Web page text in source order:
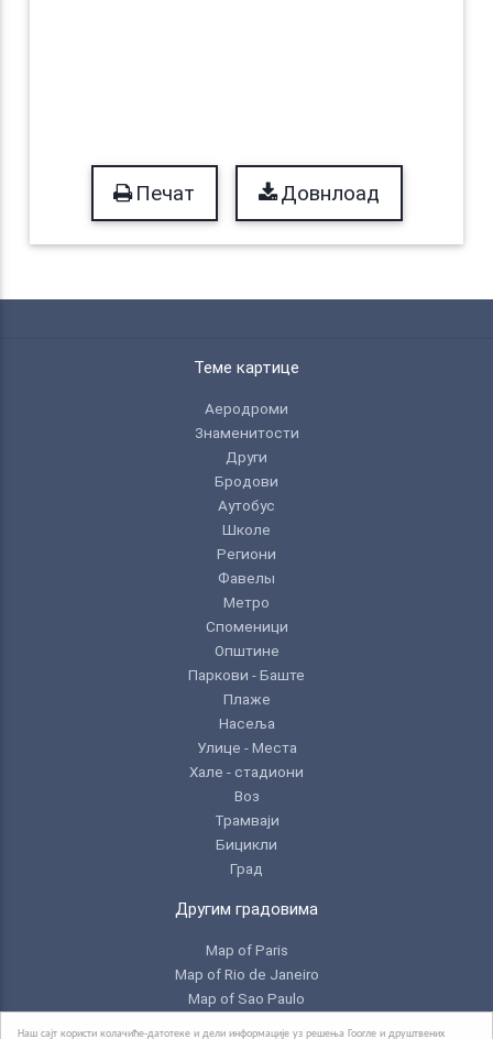
Наш сајт користи колачиће-датотеке и дели информације уз решења Гоогле и друштвених
Печат Довнлоад
Теме картице
Аеродроми
Знаменитости
Други
Бродови
Аутобус
Школе
Региони
Фавелы
Метро
Споменици
Општине
Паркови - Баште
Плаже
Насеља
Улице - Места
Хале - стадиони
Воз
Трамваји
Бицикли
Град
Другим градовима
Map of Paris
Map of Rio de Janeiro
Map of Sao Paulo